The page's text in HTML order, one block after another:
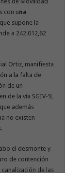
con una
que supone la
a 242.012,62
Ortiz, manifiesta
a la falta de
de un
de la vía SGIV-9,
además
no existen
el desmonte y
de contención
de las